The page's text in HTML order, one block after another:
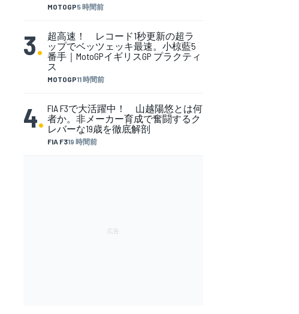
MOTOGP5 時間前
3.
MOTOGP11 時間前
超高速！ レコード1秒更新の超ラ
ップでベッツェッキ最速。小椋藍5
番手｜MotoGPイギリスGP プラクティ
ス
4.
FIA F319 時間前
FIA F3で大活躍中！ 山越陽悠とは何
者か。非メーカー育成で奮闘するク
レバーな19歳を徹底解剖